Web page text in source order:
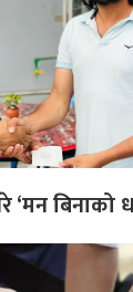
‘मन बिनाको